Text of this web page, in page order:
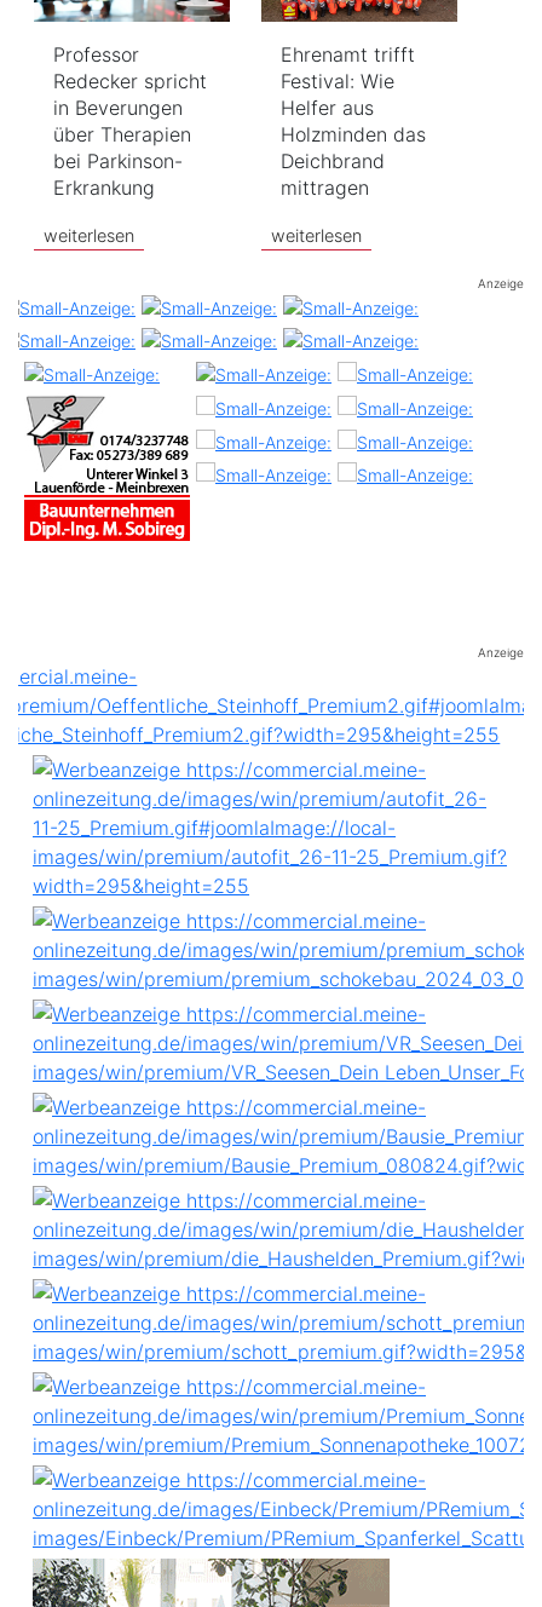
Professor
Redecker spricht
in Beverungen
über Therapien
bei Parkinson-
Erkrankung
weiterlesen
Ehrenamt trifft
Festival: Wie
Helfer aus
Holzminden das
Deichbrand
mittragen
weiterlesen
Anzeige
Anzeige